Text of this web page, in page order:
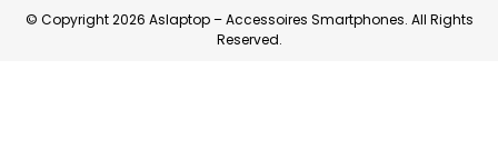
© Copyright 2026 Aslaptop – Accessoires Smartphones. All Rights
Reserved.